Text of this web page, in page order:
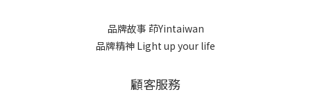
品牌故事 茚Yintaiwan
品牌精神 Light up your life
顧客服務